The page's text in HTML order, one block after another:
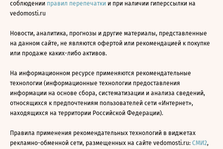
соблюдении правил перепечатки и при наличии гиперссылки на
vedomosti.ru
Новости, аналитика, прогнозы и другие материалы, представленные
на данном сайте, не являются офертой или рекомендацией к покупке
или продаже каких-либо активов.
На информационном ресурсе применяются рекомендательные
технологии (информационные технологии предоставления
информации на основе сбора, систематизации и анализа сведений,
относящихся к предпочтениям пользователей сети «Интернет»,
находящихся на территории Российской Федерации).
Правила применения рекомендательных технологий в виджетах
рекламно-обменной сети, размещенных на сайте vedomosti.ru: СМИ2,